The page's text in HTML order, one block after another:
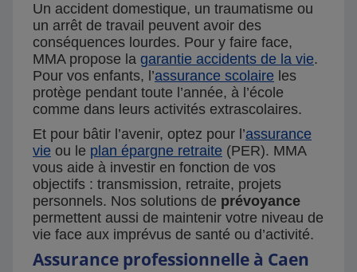
Un accident domestique, un traumatisme ou
un arrêt de travail peuvent avoir des
conséquences lourdes. Pour y faire face,
MMA propose la garantie accidents de la vie.
Pour vos enfants, l’assurance scolaire les
protège pendant toute l’année, à l’école
comme dans leurs activités extrascolaires.
Et pour bâtir l’avenir, optez pour l’assurance
vie ou le plan épargne retraite (PER). MMA
vous aide à investir en fonction de vos
objectifs : transmission, retraite, projets
personnels. Nos solutions de prévoyance
permettent aussi de maintenir votre niveau de
vie face aux imprévus de santé ou d’activité.
Assurance professionnelle à Caen